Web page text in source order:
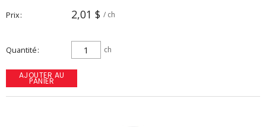
Prix 2,01 $ / ch
Quantité ch
AJOUTER AU
PANIER